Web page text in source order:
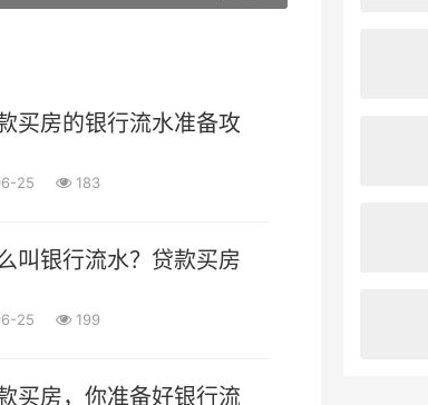
买房的银行流水准备攻略，你get了吗？
25 183
叫银行流水？贷款买房的银行流水需要满
25 199
买房，你准备好银行流水了吗？